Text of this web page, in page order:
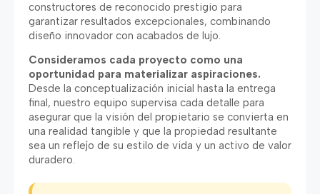
constructores de reconocido prestigio para
garantizar resultados excepcionales, combinando
diseño innovador con acabados de lujo.
Consideramos cada proyecto como una
oportunidad para materializar aspiraciones.
Desde la conceptualización inicial hasta la entrega
final, nuestro equipo supervisa cada detalle para
asegurar que la visión del propietario se convierta en
una realidad tangible y que la propiedad resultante
sea un reflejo de su estilo de vida y un activo de valor
duradero.